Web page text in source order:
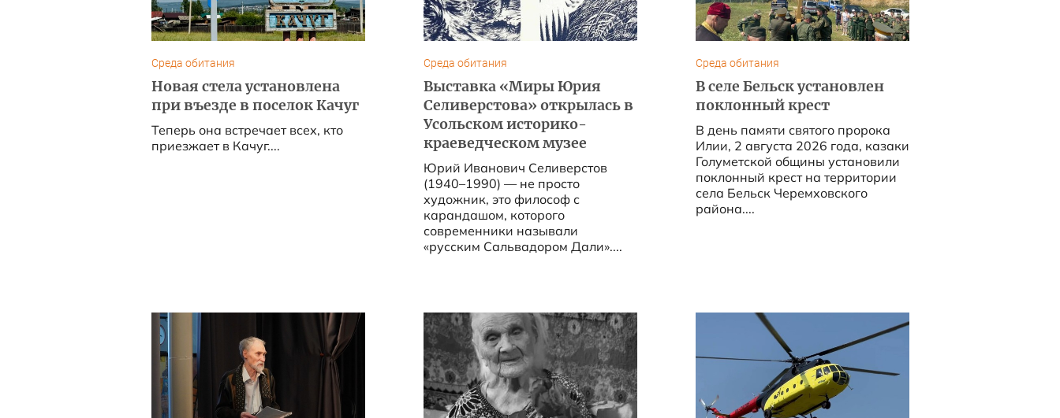
Среда обитания
Новая стела установлена
при въезде в поселок Качуг
Теперь она встречает всех, кто
приезжает в Качуг....
Среда обитания
Выставка «Миры Юрия
Селиверстова» открылась в
Усольском историко-
краеведческом музее
Юрий Иванович Селиверстов
(1940–1990) — не просто
художник, это философ с
карандашом, которого
современники называли
«русским Сальвадором Дали»....
Среда обитания
В селе Бельск установлен
поклонный крест
В день памяти святого пророка
Илии, 2 августа 2026 года, казаки
Голуметской общины установили
поклонный крест на территории
села Бельск Черемховского
района....